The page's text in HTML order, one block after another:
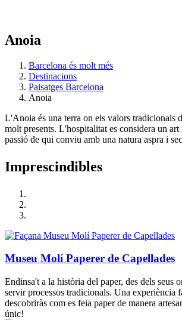
Anoia
Barcelona és molt més
Destinacions
Paisatges Barcelona
Anoia
L'Anoia és una terra on els valors tradicionals
molt presents. L'hospitalitat es considera un
passió de qui conviu amb una natura aspra i
Imprescindibles
Museu Molí Paperer de Capellades
Endinsa't a la història del paper, des dels seus
servir processos tradicionals. Una experiència
descobriràs com es feia paper de manera
únic!